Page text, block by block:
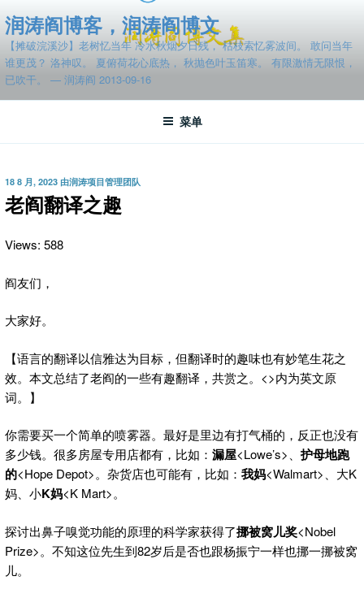
至
容
润涛阎博客，润涛阎博文
【摊破浣溪沙】老树忆当年 冷水秋烟夕日残， 枯枝索忆雾波间。 敢问当年
谁更茂？ 洛神叹。 夏俯荷花心底热， 秋抛色叶玉笛寒。 有限激情无限恨，
已吹干。 — 润涛阎 2013-09-16
菜单
发
布
于
18 8 月, 2023 由润涛项目管理团队
老阎翻译之趣
Views: 588
阎友们，
大家好。
【语言的翻译以信雅达为目标，但翻译时的趣味也有妙笔生花之
效。本文总结了老阎的一些有趣翻译，共赏之。<>内为英文原
词。】
你需要买一个简单的喷雾器。最好是里边有打气桶的，反正也没有
多少钱。很多房屋专用店都有，比如： 漏屋<Lowe’s>、 护母地跑
的<Hope Depot>。杂货店也可能有，比如： 我妈<Walmart>、大K
妈、小K妈<K Mart>。
探讨出鼻子嗅觉功能的原理的科学家获得了挪被窝儿奖<Nobel
Prize>。不知这位先生到82岁后是否也跟杨振宁一样也挪一挪被窝
儿。